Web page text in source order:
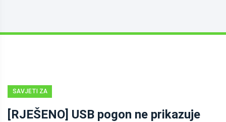
SAVJETI ZA
PODATAKA
[RJEŠENO] USB pogon ne prikazuje